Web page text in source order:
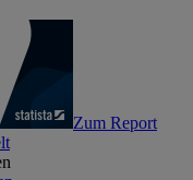
Zum Report